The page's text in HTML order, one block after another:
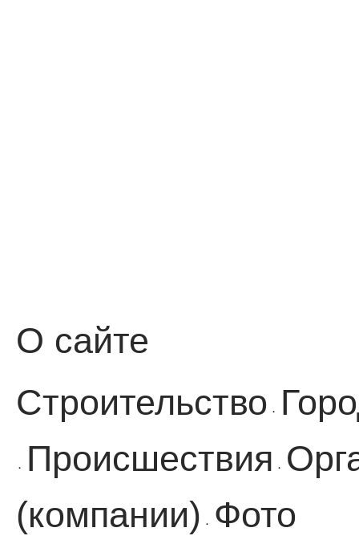
О сайте
Строительство ·
· Происшествия ·
(компании)
· Фото